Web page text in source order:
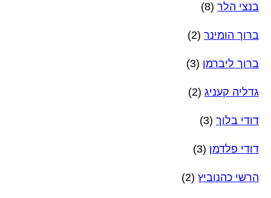
בנצי הלר (8)
ברוך הומינר (2)
ברוך ליברמן (3)
גדליה קעניג (2)
דודי בלוך (3)
דודי פלדמן (3)
הרשי כהנוביץ (2)